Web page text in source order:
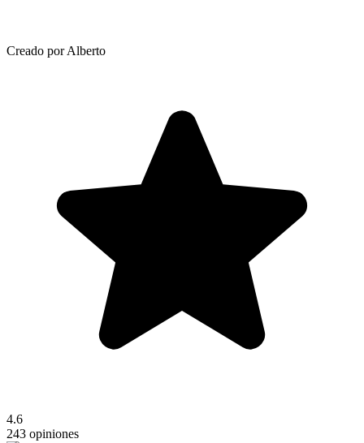
Creado por Alberto
4.6
243 opiniones